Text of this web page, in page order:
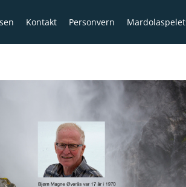
Kontakt Personvern Mardolaspelet